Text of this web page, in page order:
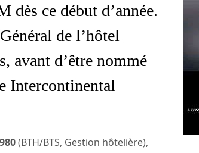
dès ce début d’année.
de l’hôtel
avant d’être nommé
Intercontinental
(BTH/BTS, Gestion hôtelière),